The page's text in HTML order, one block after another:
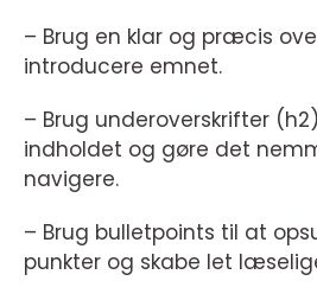
– Brug en klar og præcis
introducere emnet.
– Brug underoverskrifter
indholdet og gøre det
navigere.
– Brug bulletpoints til at
punkter og skabe let